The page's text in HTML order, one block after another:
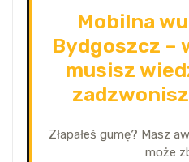
Mobilna
Bydgoszcz –
musisz
Złapałeś gumę? Masz
może